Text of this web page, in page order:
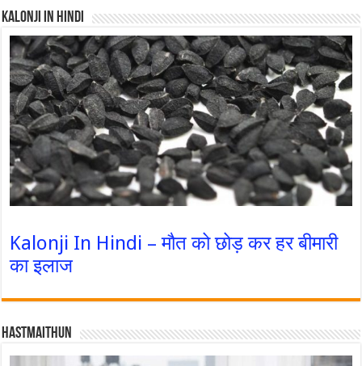
Kalonji In Hindi
Kalonji In Hindi – मौत को छोड़ कर हर बीमारी
का इलाज
Hastmaithun